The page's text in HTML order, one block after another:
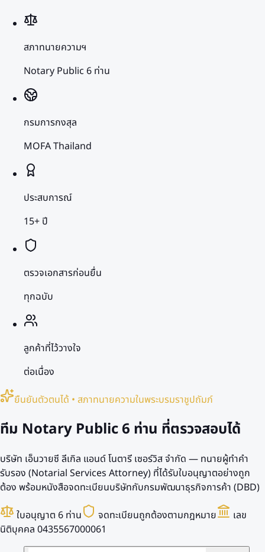
สภาทนายความฯ
Notary Public 6 ท่าน
กรมการกงสุล
MOFA Thailand
ประสบการณ์
15+ ปี
ตรวจเอกสารก่อนยื่น
ทุกฉบับ
ลูกค้าที่ไว้วางใจ
ต่อเนื่อง
ยืนยันตัวตนได้ • สภาทนายความในพระบรมราชูปถัมภ์
ทีม Notary Public6 ท่าน ที่ตรวจสอบได้
บริษัท เอ็นวายซี ลีเกิล แอนด์ โนตารี เซอร์วิส จำกัด — ทนายผู้ทำคำ
รับรอง (Notarial Services Attorney) ที่ได้รับใบอนุญาตอย่างถูก
ต้อง พร้อมหนังสือจดทะเบียนบริษัทกับกรมพัฒนาธุรกิจการค้า (DBD)
ใบอนุญาต 6 ท่าน
จดทะเบียนถูกต้องตามกฎหมาย
เลข
นิติบุคคล 0435567000061